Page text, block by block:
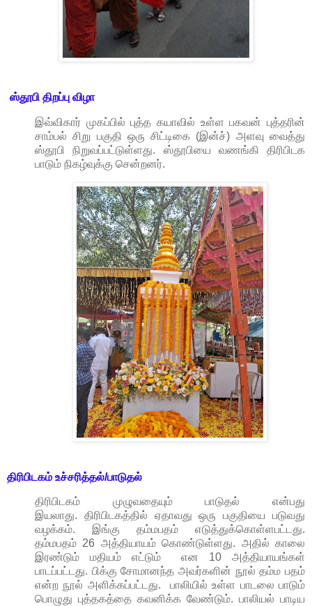
ஸ்தூபி திறப்பு விழா
இவ்விகார் முகப்பில் புத்த கயாவில் உள்ள பகவன் புத்தரின்
சாம்பல் சிறு பகுதி ஒரு சிட்டிகை (இன்ச்) அளவு வைத்து
ஸ்தூபி நிறுவப்பட்டுள்ளது. ஸ்தூபியை வணங்கி திரிபிடக
பாடும் நிகழ்வுக்கு சென்றனர்.
திரிபிடகம் உச்சரித்தல்/பாடுதல்
திரிபிடகம் முழுவதையும் பாடுதல் என்பது
இயலாது. திரிபிடகத்தில் ஏதாவது ஒரு பகுதியை படுவது
வழக்கம். இங்கு தம்மபதம் எடுத்துக்கொள்ளபட்டது.
தம்மபதம் 26 அத்தியாயம் கொண்டுள்ளது. அதில் காலை
இரண்டும் மதியம் எட்டும் என 10 அத்தியாயங்கள்
பாடப்பட்டது. பிக்கு சோமானந்த அவர்களின் நூல் தம்ம பதம்
என்ற நூல் அளிக்கப்பட்டது. பாலியில் உள்ள பாடலை பாடும்
பொழுது புத்தகத்தை கவனிக்க வேண்டும். பாலியல் பாடிய